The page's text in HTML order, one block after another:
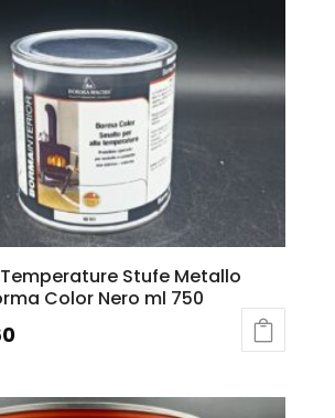
Stufe Metallo
Color Nero ml 750